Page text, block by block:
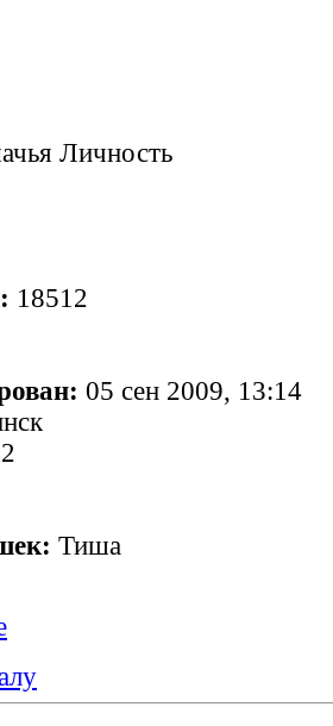
Личность
18512
05 сен 2009, 13:14
Тиша